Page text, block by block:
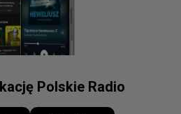
Polskie Radio